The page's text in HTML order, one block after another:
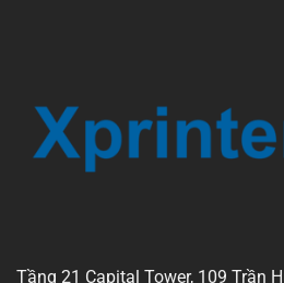
Tầng 21 Capital Tower, 109 Trần